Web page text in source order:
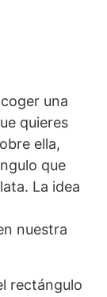
una
quieres
ella,
que
La idea
nuestra
rectángulo